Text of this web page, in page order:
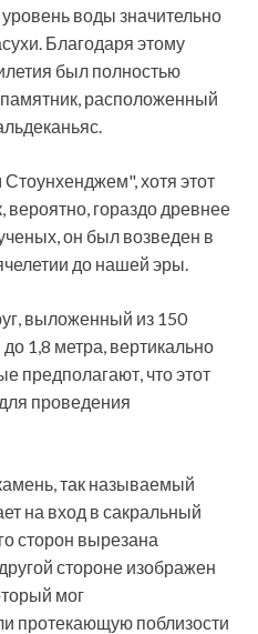
воды значительно
Благодаря этому
был полностью
расположенный
хотя этот
вероятно, гораздо древнее
он был возведен в
до нашей эры.
выложенный из 150
1,8 метра, вертикально
предполагают, что этот
проведения
так называемый
на вход в сакральный
сторон вырезана
стороне изображен
мог
протекающую поблизости